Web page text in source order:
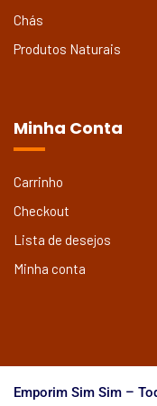
Chás
Produtos Naturais
Minha Conta
Carrinho
Checkout
Lista de desejos
Minha conta
Emporim Sim Sim –